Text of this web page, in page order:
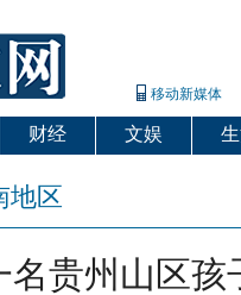
移动新媒体
财经 文娱
地区
贵州山区孩